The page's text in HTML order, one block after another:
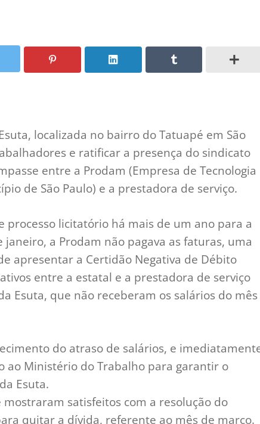
localizada no bairro do Tatuapé em São
e ratificar a presença do sindicato
entre a Prodam (Empresa de Tecnologia
de São Paulo) e a prestadora de serviço.
licitatório há mais de um ano para a
a Prodam não pagava as faturas, uma
apresentar a Certidão Negativa de Débito
entre a estatal e a prestadora de serviço
Esuta, que não receberam os salários do mês
do atraso de salários, e
ao Ministério do Trabalho para garantir o
Esuta.
satisfeitos com a resolução do
quitar a dívida, referente ao mês de março.